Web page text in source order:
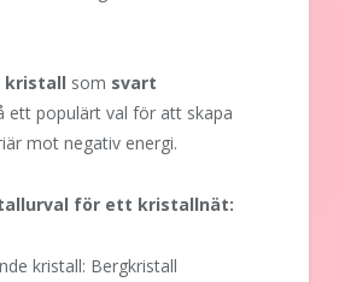
kristall som svart
ett populärt val för att skapa
mot negativ energi.
för ett kristallnät:
kristall: Bergkristall